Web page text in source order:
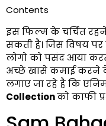
Contents
इस फिल्म के चर्चित
सकती है। जिस विषय
लोगो को पसंद आया
अच्छे खासे कमाई करने
लगाए जा रहे है कि
Collectionको काफी